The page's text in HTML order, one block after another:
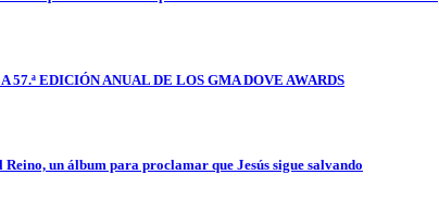
57.ª EDICIÓN ANUAL DE LOS GMA DOVE AWARDS
Reino, un álbum para proclamar que Jesús sigue salvando